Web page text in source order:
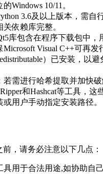
Windows 10/11。
3.6及以上版本，需自
依赖库完整。
库包含在程序下载包中，
Visual C++可再发
）已安装，以
若需进行哈希提取并加快
和Hashcat等工具，这
或用户手动指定安装路径。
前，请务必注意以下几点：
具用于合法用途,如协助自